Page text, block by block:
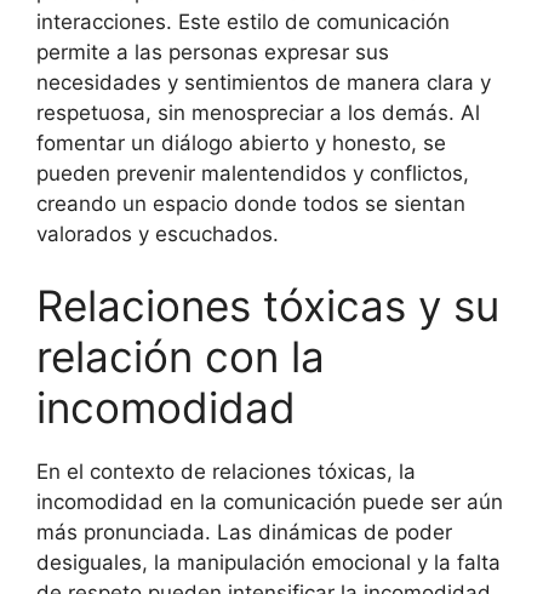
interacciones. Este estilo de comunicación
permite a las personas expresar sus
necesidades y sentimientos de manera clara y
respetuosa, sin menospreciar a los demás. Al
fomentar un diálogo abierto y honesto, se
pueden prevenir malentendidos y conflictos,
creando un espacio donde todos se sientan
valorados y escuchados.
Relaciones tóxicas y su
relación con la
incomodidad
En el contexto de relaciones tóxicas, la
incomodidad en la comunicación puede ser aún
más pronunciada. Las dinámicas de poder
desiguales, la manipulación emocional y la falta